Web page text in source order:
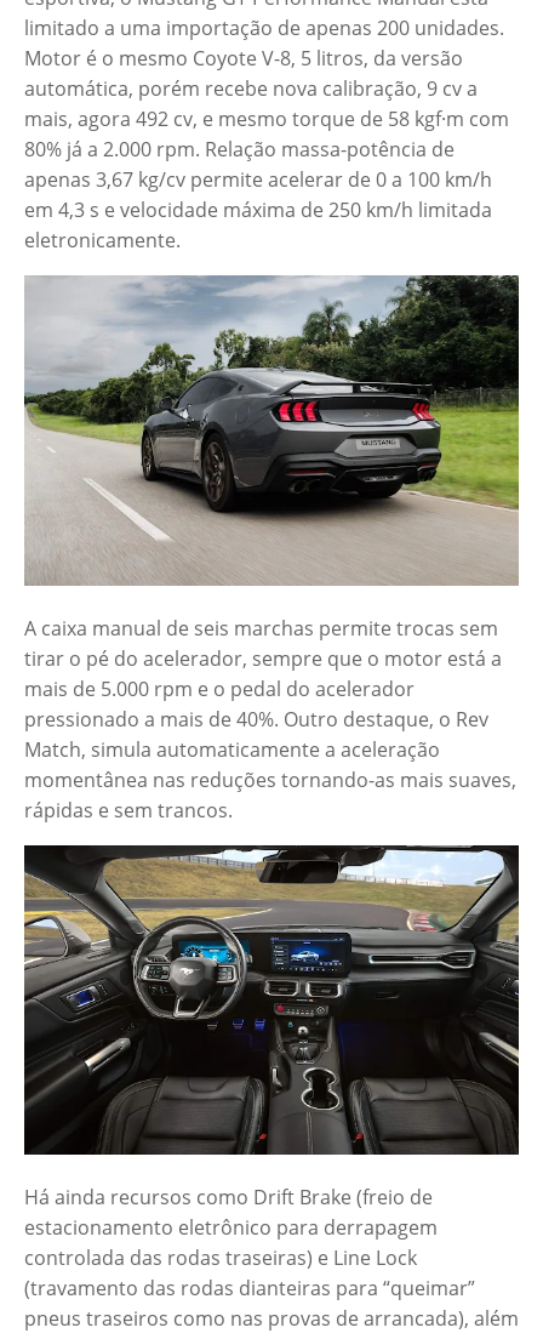
limitado a uma importação de apenas 200 unidades.
Motor é o mesmo Coyote V-8, 5 litros, da versão
automática, porém recebe nova calibração, 9 cv a
mais, agora 492 cv, e mesmo torque de 58 kgf·m com
80% já a 2.000 rpm. Relação massa-potência de
apenas 3,67 kg/cv permite acelerar de 0 a 100 km/h
em 4,3 s e velocidade máxima de 250 km/h limitada
eletronicamente.
A caixa manual de seis marchas permite trocas sem
tirar o pé do acelerador, sempre que o motor está a
mais de 5.000 rpm e o pedal do acelerador
pressionado a mais de 40%. Outro destaque, o Rev
Match, simula automaticamente a aceleração
momentânea nas reduções tornando-as mais suaves,
rápidas e sem trancos.
Há ainda recursos como Drift Brake (freio de
estacionamento eletrônico para derrapagem
controlada das rodas traseiras) e Line Lock
(travamento das rodas dianteiras para “queimar”
pneus traseiros como nas provas de arrancada), além